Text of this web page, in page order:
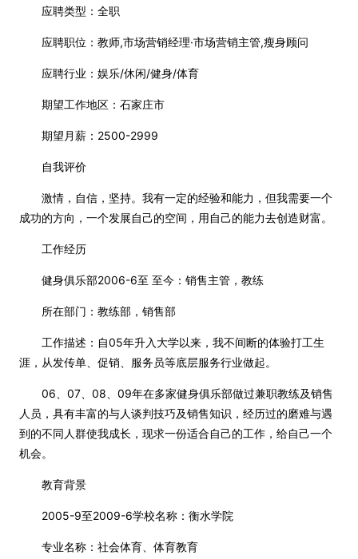
应聘类型：全职
应聘职位：教师,市场营销经理·市场营销主管,瘦身顾问
应聘行业：娱乐/休闲/健身/体育
期望工作地区：石家庄市
期望月薪：2500-2999
自我评价
激情，自信，坚持。我有一定的经验和能力，但我需要一个
成功的方向，一个发展自己的空间，用自己的能力去创造财富。
工作经历
健身俱乐部2006-6至 至今：销售主管，教练
所在部门：教练部，销售部
工作描述：自05年升入大学以来，我不间断的体验打工生
涯，从发传单、促销、服务员等底层服务行业做起。
06、07、08、09年在多家健身俱乐部做过兼职教练及销售
人员，具有丰富的与人谈判技巧及销售知识，经历过的磨难与遇
到的不同人群使我成长，现求一份适合自己的工作，给自己一个
机会。
教育背景
2005-9至2009-6学校名称：衡水学院
专业名称：社会体育、体育教育